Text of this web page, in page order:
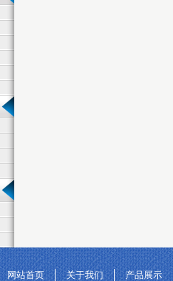
网站首页 关于我们 产品展示